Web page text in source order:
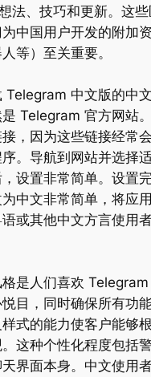
法、技巧和更新。这
中国用户开发的附加
等）至关重要。
Telegram 中文版的中
Telegram 官方网站
，因为这些链接经常
。导航到网站并选择
设置非常简单。设置
中文非常简单，将应
或其他中文方言使用
是人们喜欢
目，同时确保所有功
式的能力使客户能够
这种个性化程度包括
界面本身。中文使用